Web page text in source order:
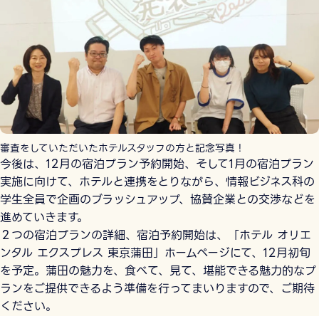
審査をしていただいたホテルスタッフの方と記念写真！
今後は、12月の宿泊プラン予約開始、そして1月の宿泊プラン
実施に向けて、ホテルと連携をとりながら、情報ビジネス科の
学生全員で企画のブラッシュアップ、協賛企業との交渉などを
進めていきます。
２つの宿泊プランの詳細、宿泊予約開始は、「ホテル オリエ
ンタル エクスプレス 東京蒲田」ホームページにて、12月初旬
を予定。蒲田の魅力を、食べて、見て、堪能できる魅力的なプ
ランをご提供できるよう準備を行ってまいりますので、ご期待
ください。